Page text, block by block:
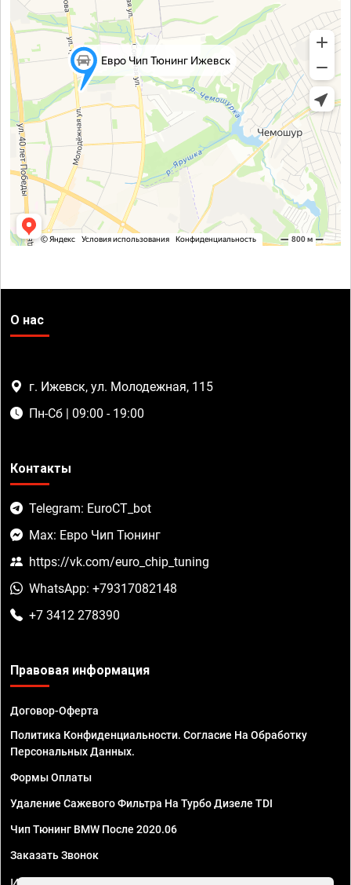
О нас
г. Ижевск, ул. Молодежная, 115
Пн-Сб | 09:00 - 19:00
Контакты
Telegram: EuroCT_bot
Max: Евро Чип Тюнинг
https://vk.com/euro_chip_tuning
WhatsApp: +79317082148
+7 3412 278390
Правовая информация
Договор-Оферта
Политика Конфиденциальности. Согласие На Обработку
Персональных Данных.
Формы Оплаты
Удаление Сажевого Фильтра На Турбо Дизеле TDI
Чип Тюнинг BMW После 2020.06
Заказать Звонок